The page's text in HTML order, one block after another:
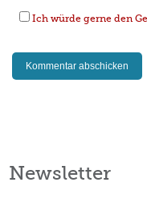
Ich würde gerne den
Newsletter